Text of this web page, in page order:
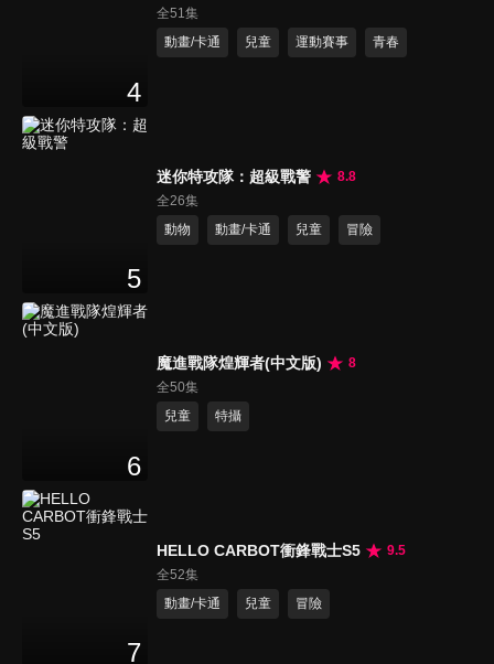
4
全51集
動畫/卡通
兒童 運動賽事 青春
5
迷你特攻隊：超級戰警
8.8
全26集
動物
動畫/卡通 兒童 冒險
6
魔進戰隊煌輝者(中文版)
8
全50集
兒童
特攝
7
HELLO CARBOT衝鋒戰士S5
9.5
全52集
動畫/卡通
兒童 冒險